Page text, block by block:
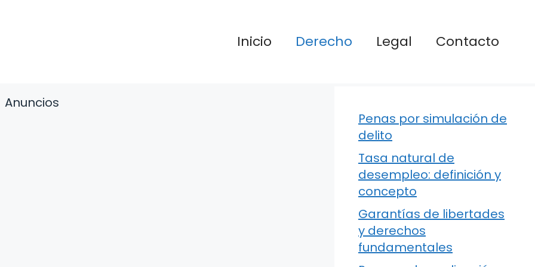
Inicio Derecho Legal Contacto
Anuncios
Penas por simulación de
delito
Tasa natural de
desempleo: definición y
concepto
Garantías de libertades
y derechos
fundamentales